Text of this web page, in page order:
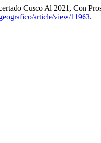
Cusco Al 2021, Con
article/view/11963.